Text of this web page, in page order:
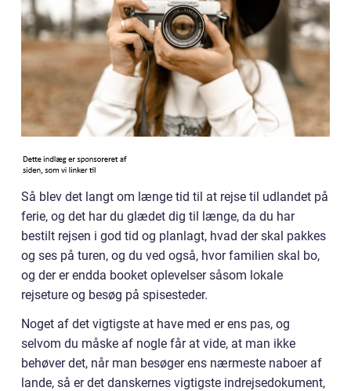
Så blev det langt om længe tid til at rejse til udlandet på
ferie, og det har du glædet dig til længe, da du har
bestilt rejsen i god tid og planlagt, hvad der skal pakkes
og ses på turen, og du ved også, hvor familien skal bo,
og der er endda booket oplevelser såsom lokale
rejseture og besøg på spisesteder.
Noget af det vigtigste at have med er ens pas, og
selvom du måske af nogle får at vide, at man ikke
behøver det, når man besøger ens nærmeste naboer af
lande, så er det danskernes vigtigste indrejsedokument,